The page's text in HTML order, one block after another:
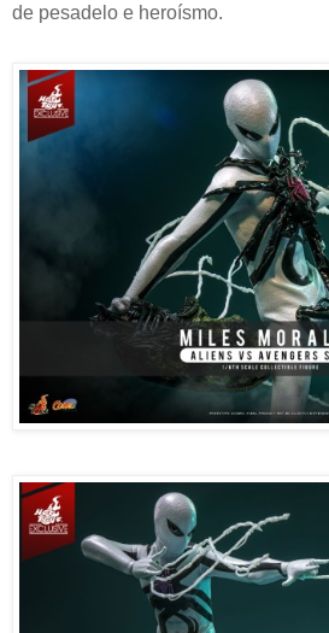
de pesadelo e heroísmo.